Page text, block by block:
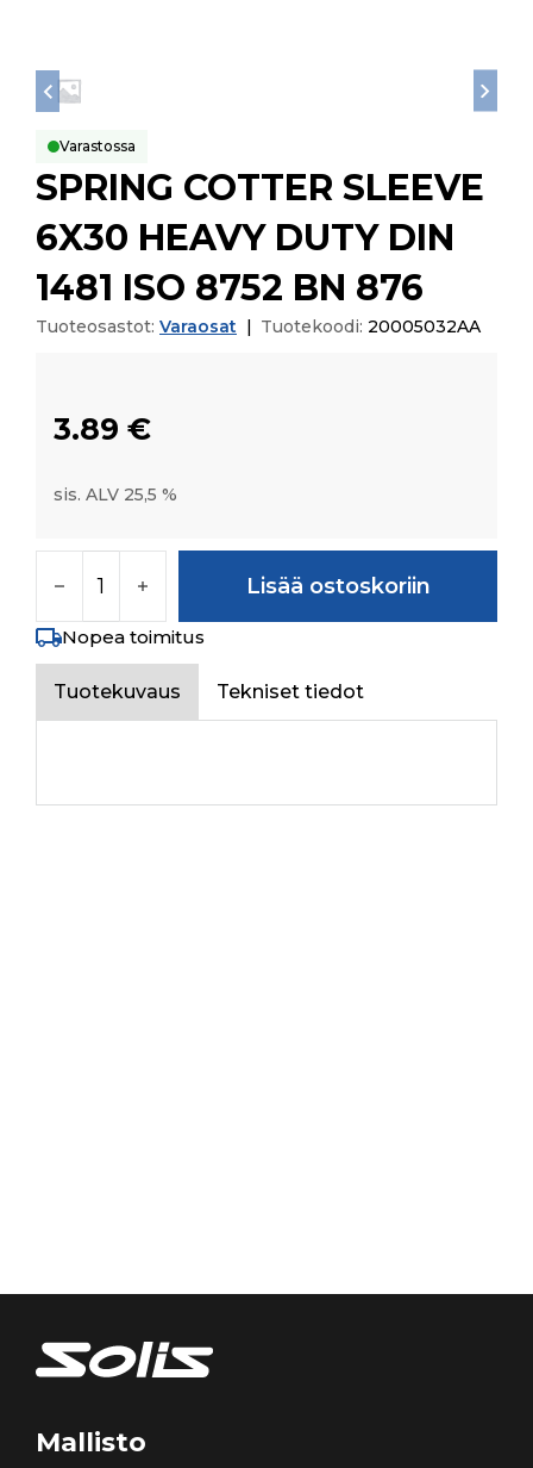
Varastossa
SPRING COTTER SLEEVE
6X30 HEAVY DUTY DIN
1481 ISO 8752 BN 876
Tuoteosastot: Varaosat Tuotekoodi: 20005032AA
3.89 €
sis. ALV 25,5 %
Lisää ostoskoriin
Nopea toimitus
Tuotekuvaus Tekniset tiedot
Mallisto